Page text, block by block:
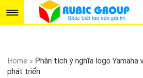
Home » Phân tích ý nghĩa logo Yamaha
phát triển